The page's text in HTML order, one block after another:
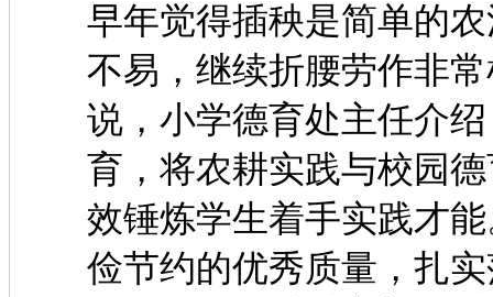
早年觉得插秧是简单的
不易，继续折腰劳
说，小学德育处主任介
育，将农耕实践与校园
效锤炼学生着手实
俭节约的优秀质量，扎